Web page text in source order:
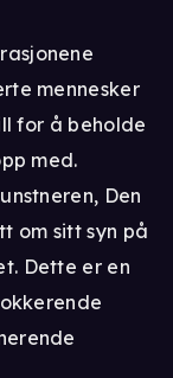
mennesker
for å beholde
med.
Den
om sitt syn på
Dette er en